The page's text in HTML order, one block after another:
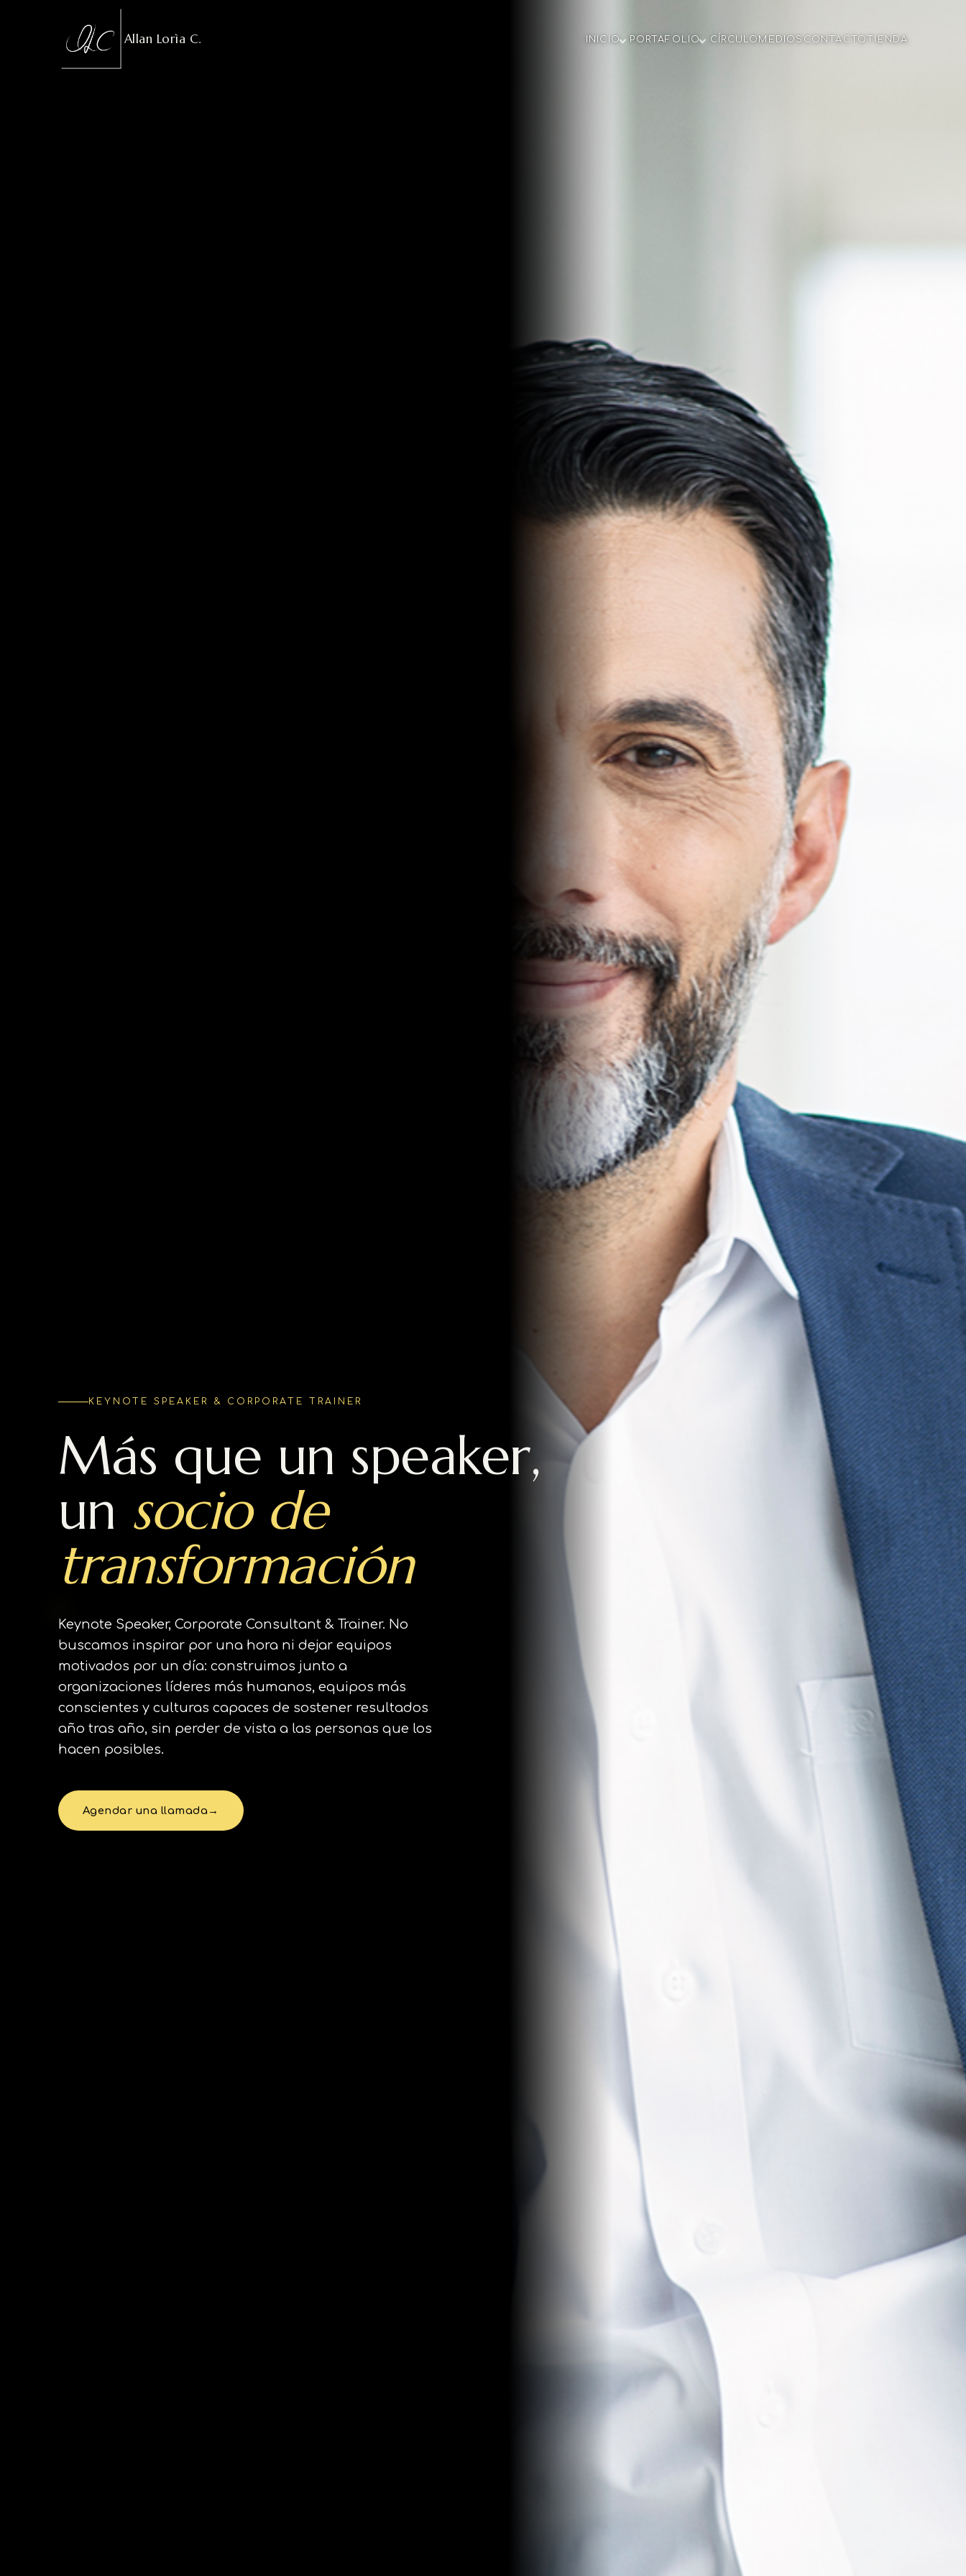
Allan Lorìa C. INICIO PORTAFOLIO CÍRCULO MEDIOS CONTACTO TIENDA
KEYNOTE SPEAKER & CORPORATE TRAINER
Más que un speaker,
un socio de
transformación
Keynote Speaker, Corporate Consultant & Trainer. No
buscamos inspirar por una hora ni dejar equipos
motivados por un día: construimos junto a
organizaciones líderes más humanos, equipos más
conscientes y culturas capaces de sostener resultados
año tras año, sin perder de vista a las personas que los
hacen posibles.
Agendar una llamada →